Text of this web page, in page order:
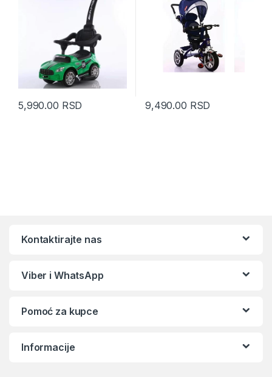
5,990.00 RSD 9,490.00 RSD
Kontaktirajte nas
Viber i WhatsApp
Pomoć za kupce
Informacije